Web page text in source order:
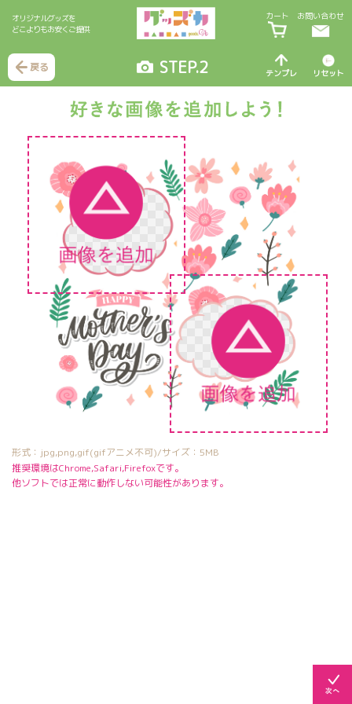
オリジナルグッズを
どこよりもお安くご提供
カート お問い合わせ
戻る STEP.2 テンプレ リセット
形式：jpg,png,gif(gifアニメ不可)/サイズ：5MB
推奨環境はChrome,Safari,Firefoxです。
他ソフトでは正常に動作しない可能性があります。